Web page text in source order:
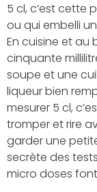
5 cl, c’est cette
ou qui embelli
En cuisine et au
cinquante
soupe et une
liqueur bien
mesurer 5 cl,
tromper et rire
garder une
secrète des
micro doses